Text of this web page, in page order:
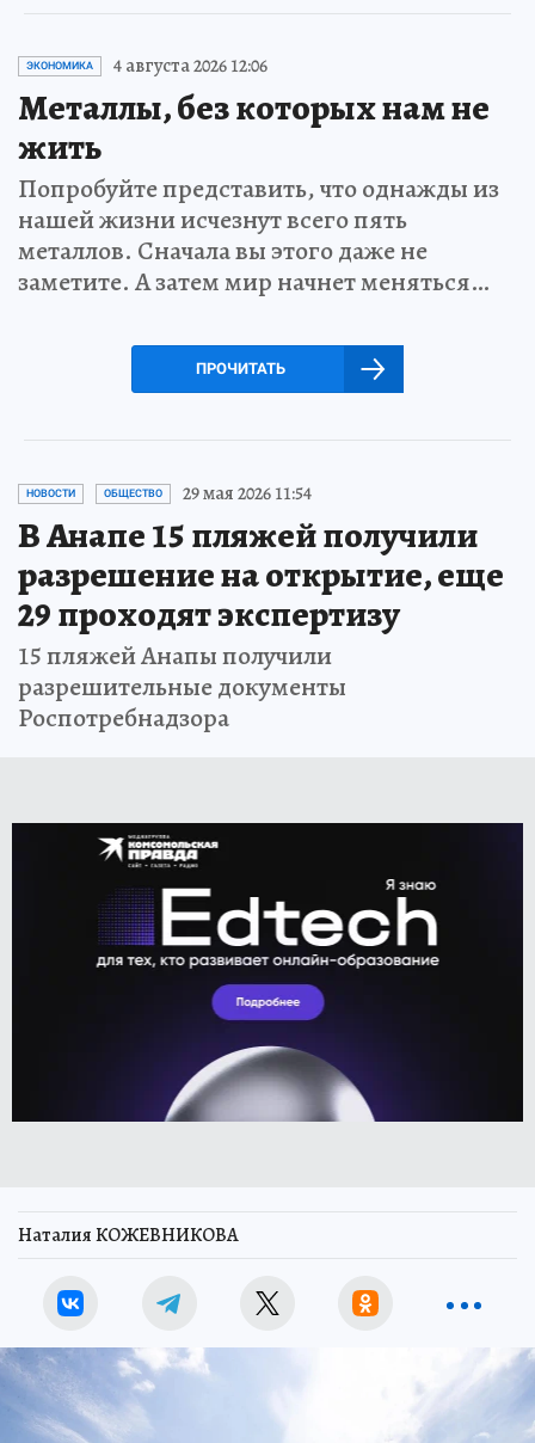
ЭКОНОМИКА 4 августа 2026 12:06
Металлы, без которых нам не
жить
Попробуйте представить, что однажды из
нашей жизни исчезнут всего пять
металлов. Сначала вы этого даже не
заметите. А затем мир начнет меняться…
ПРОЧИТАТЬ
НОВОСТИ ОБЩЕСТВО 29 мая 2026 11:54
В Анапе 15 пляжей получили
разрешение на открытие, еще
29 проходят экспертизу
15 пляжей Анапы получили
разрешительные документы
Роспотребнадзора
Наталия КОЖЕВНИКОВА